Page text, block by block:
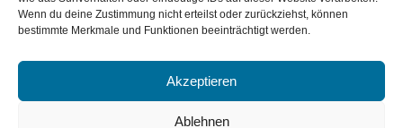
Wenn du deine Zustimmung nicht erteilst oder zurückziehst, können
bestimmte Merkmale und Funktionen beeinträchtigt werden.
Akzeptieren
Ablehnen
HERZEN.
Kontakt aufnehmen